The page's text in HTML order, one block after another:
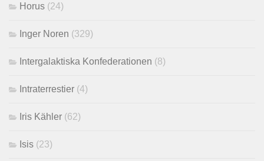
Horus (24)
Inger Noren (329)
Intergalaktiska Konfederationen (8)
Intraterrestier (4)
Iris Kähler (62)
Isis (23)